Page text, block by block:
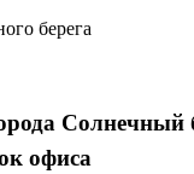
берега
Солнечный
офиса